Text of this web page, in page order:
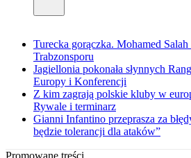
Turecka gorączka. Mohamed
Trabzonsporu
Jagiellonia pokonała słynnych
Europy i Konferencji
Z kim zagrają polskie kluby w
Rywale i terminarz
Gianni Infantino przeprasza za
będzie tolerancji dla ataków”
Promowane treści